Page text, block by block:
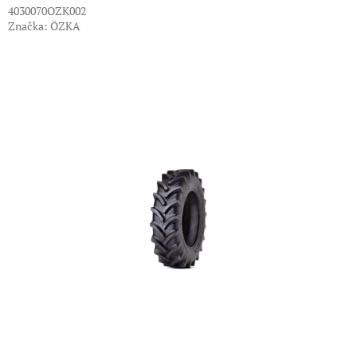
4030070OZK002
Značka: ÖZKA